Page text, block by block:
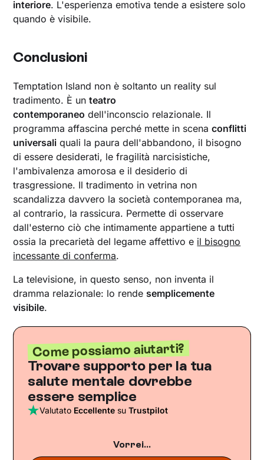
interiore. L'esperienza emotiva tende a esistere solo
quando è visibile.
Conclusioni
Temptation Island non è soltanto un reality sul
tradimento. È unteatro
contemporaneo dell'inconscio relazionale. Il
programma affascina perché mette in scenaconflitti
universali quali la paura dell'abbandono, il bisogno
di essere desiderati, le fragilità narcisistiche,
l'ambivalenza amorosa e il desiderio di
trasgressione. Il tradimento in vetrina non
scandalizza davvero la società contemporanea ma,
al contrario, la rassicura. Permette di osservare
dall'esterno ciò che intimamente appartiene a tutti
ossia la precarietà del legame affettivo e il bisogno
incessante di conferma.
La televisione, in questo senso, non inventa il
dramma relazionale: lo rende semplicemente
visibile.
Come possiamo aiutarti?
Trovare supporto per la tua
salute mentale dovrebbe
essere semplice
Valutato Eccellente suTrustpilot
Vorrei...